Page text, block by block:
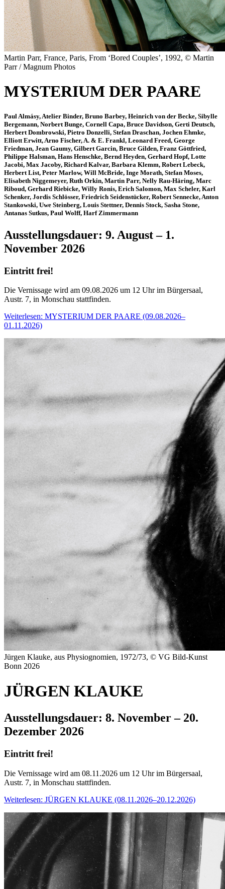
Martin Parr, France, Paris, From ‘Bored Couples’, 1992, © Martin
Parr / Magnum Photos
MYSTERIUM DER PAARE
Paul Almásy, Atelier Binder, Bruno Barbey, Heinrich von der Becke, Sibylle
Bergemann, Norbert Bunge, Cornell Capa, Bruce Davidson, Gerti Deutsch,
Herbert Dombrowski, Pietro Donzelli, Stefan Draschan, Jochen Ehmke,
Elliott Erwitt, Arno Fischer, A. & E. Frankl, Leonard Freed, George
Friedman, Jean Gaumy, Gilbert Garcin, Bruce Gilden, Franz Göttfried,
Philippe Halsman, Hans Henschke, Bernd Heyden, Gerhard Hopf, Lotte
Jacobi, Max Jacoby, Richard Kalvar, Barbara Klemm, Robert Lebeck,
Herbert List, Peter Marlow, Will McBride, Inge Morath, Stefan Moses,
Elisabeth Niggemeyer, Ruth Orkin, Martin Parr, Nelly Rau-Häring, Marc
Riboud, Gerhard Riebicke, Willy Ronis, Erich Salomon, Max Scheler, Karl
Schenker, Jordis Schlösser, Friedrich Seidenstücker, Robert Sennecke, Anton
Stankowski, Uwe Steinberg, Louis Stettner, Dennis Stock, Sasha Stone,
Antanas Sutkus, Paul Wolff, Harf Zimmermann
Ausstellungsdauer: 9. August – 1.
November 2026
Eintritt frei!
Die Vernissage wird am 09.08.2026 um 12 Uhr im Bürgersaal,
Austr. 7, in Monschau stattfinden.
Weiterlesen: MYSTERIUM DER PAARE (09.08.2026–
01.11.2026)
Jürgen Klauke, aus Physiognomien, 1972/73, © VG Bild-Kunst
Bonn 2026
JÜRGEN KLAUKE
Ausstellungsdauer: 8. November – 20.
Dezember 2026
Eintritt frei!
Die Vernissage wird am 08.11.2026 um 12 Uhr im Bürgersaal,
Austr. 7, in Monschau stattfinden.
Weiterlesen: JÜRGEN KLAUKE (08.11.2026–20.12.2026)